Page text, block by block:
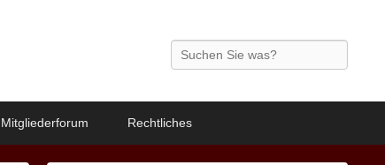
Search
Mitgliederforum Rechtliches